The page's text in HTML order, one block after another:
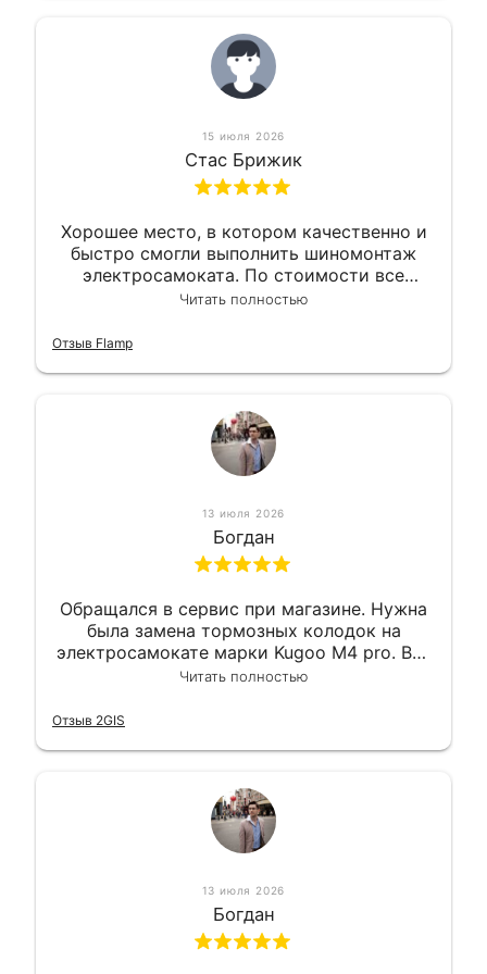
15 июля 2026
Стас Брижик
Хорошее место, в котором качественно и
быстро смогли выполнить шиномонтаж
электросамоката. По стоимости все
вышло вообще приемлемо хочу сказать.
Читать полностью
Отзыв Flamp
13 июля 2026
Богдан
Обращался в сервис при магазине. Нужна
была замена тормозных колодок на
электросамокате марки Kugoo M4 pro. Всё
сделали в лучшем виде и в максимально
гарантии, поэтому и обратился в этот
Читать полностью
Отзыв 2GIS
13 июля 2026
Богдан